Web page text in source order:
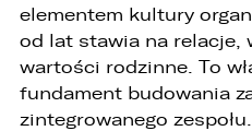
elementem kultury
od lat stawia na relacje,
wartości rodzinne. To
fundament budowania
zintegrowanego zespołu.
1. Odbiorcami Państwa
będą:
danych osobowych na
prawa,